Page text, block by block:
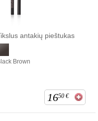
antakių pieštukas
Brown
1650 €